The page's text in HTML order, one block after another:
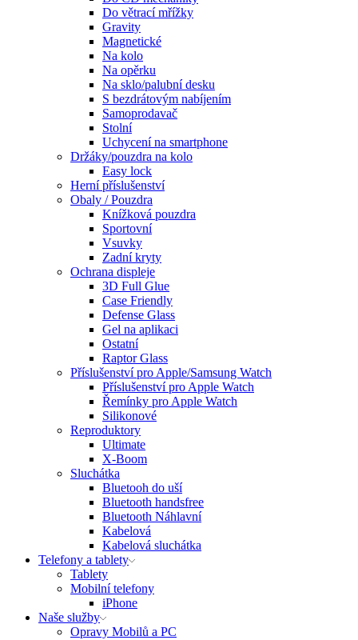
Do větrací mřížky
Gravity
Magnetické
Na kolo
Na opěrku
Na sklo/palubní desku
S bezdrátovým nabíjením
Samoprodavač
Stolní
Uchycení na smartphone
Držáky/pouzdra na kolo
Easy lock
Herní příslušenství
Obaly / Pouzdra
Knížková pouzdra
Sportovní
Vsuvky
Zadní kryty
Ochrana displeje
3D Full Glue
Case Friendly
Defense Glass
Gel na aplikaci
Ostatní
Raptor Glass
Příslušenství pro Apple/Samsung Watch
Příslušenství pro Apple Watch
Řemínky pro Apple Watch
Silikonové
Reproduktory
Ultimate
X-Boom
Sluchátka
Bluetooh do uší
Bluetooth handsfree
Bluetooth Náhlavní
Kabelová
Kabelová sluchátka
Telefony a tablety
Tablety
Mobilní telefony
iPhone
Naše služby
Opravy Mobilů a PC